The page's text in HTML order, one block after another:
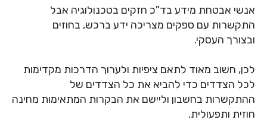
אנשי אבטחת מידע בד"כ חזקים בטכנולוגיה אבל
התקשרות עם ספקים מצריכה ידע ברכש, בחוזים
ובצורך העסקי.
לכן, חשוב מאוד לתאם ציפיות ולערוך הדרכות מקדימות
לכל הצדדים כדי להביא את כל הצדדים של
ההתקשרות בחשבון וליישם את הבקרות המתאימות מחינה
חוזית ותפעולית.